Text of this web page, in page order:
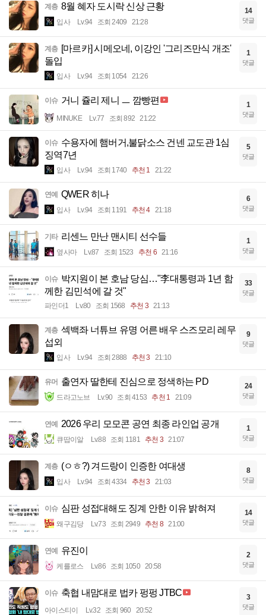
계층 8월 혜자 도시락 신상 근황
입사 Lv.94 조회 2409 21:28
14
댓글
계층 [마르카] 시메오네, 이강인 '그리즈만식 개조'
돌입
입사 Lv.94 조회 1054 21:26
1
댓글
이슈 거니 쥴리 제니 ㅡ 깜빵편
MINUKE Lv.77 조회 892 21:22
1
댓글
이슈 수용자에 햄버거,불닭소스 건넨 교도관 1심
징역7년
입사 Lv.94 조회 1740 추천 1 21:22
5
댓글
연예 QWER 히나
입사 Lv.94 조회 1191 추천 4 21:18
6
댓글
기타 리센느 만난 맨시티 선수들
옆사마 Lv.87 조회 1523 추천 6 21:16
1
댓글
이슈 박지원이 본 호남 당심…"李대통령과 1년 함
께한 김민석에 갈 것"
파인더1 Lv.80 조회 1568 추천 3 21:13
33
댓글
계층 섹백좌 너튜브 유명 어른 배우 스즈모리 레무
섭외
입사 Lv.94 조회 2888 추천 3 21:10
9
댓글
유머 출연자 딸한테 진심으로 정색하는 PD
드라고노브 Lv.90 조회 4153 추천 1 21:09
24
댓글
연예 2026 우리 모모콘 공연 최종 라인업 공개
큐땁이알 Lv.88 조회 1181 추천 3 21:07
1
댓글
계층 (ㅇㅎ?) 겨드랑이 인증한 여대생
입사 Lv.94 조회 4334 추천 3 21:03
8
댓글
이슈 심판 성접대해도 징계 안한 이유 밝혀져
왜구김당 Lv.73 조회 2949 추천 8 21:00
14
댓글
연예 유진이
케를로스 Lv.86 조회 1050 20:58
2
댓글
이슈 축협 내맘대로 법카 펑펑 JTBC
아이스티이 Lv.32 조회 960 20:52
3
댓글